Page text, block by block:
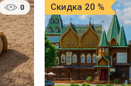
0 Скидка 20 %